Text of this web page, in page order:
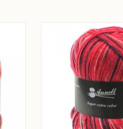
Annell Super Extra
TOEVOEGEN AAN